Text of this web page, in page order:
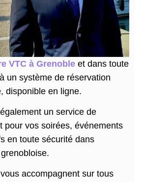
VTC à Grenoble et dans toute
un système de réservation
disponible en ligne.
un service de
pour vos soirées, événements
en toute sécurité dans
accompagnent sur tous